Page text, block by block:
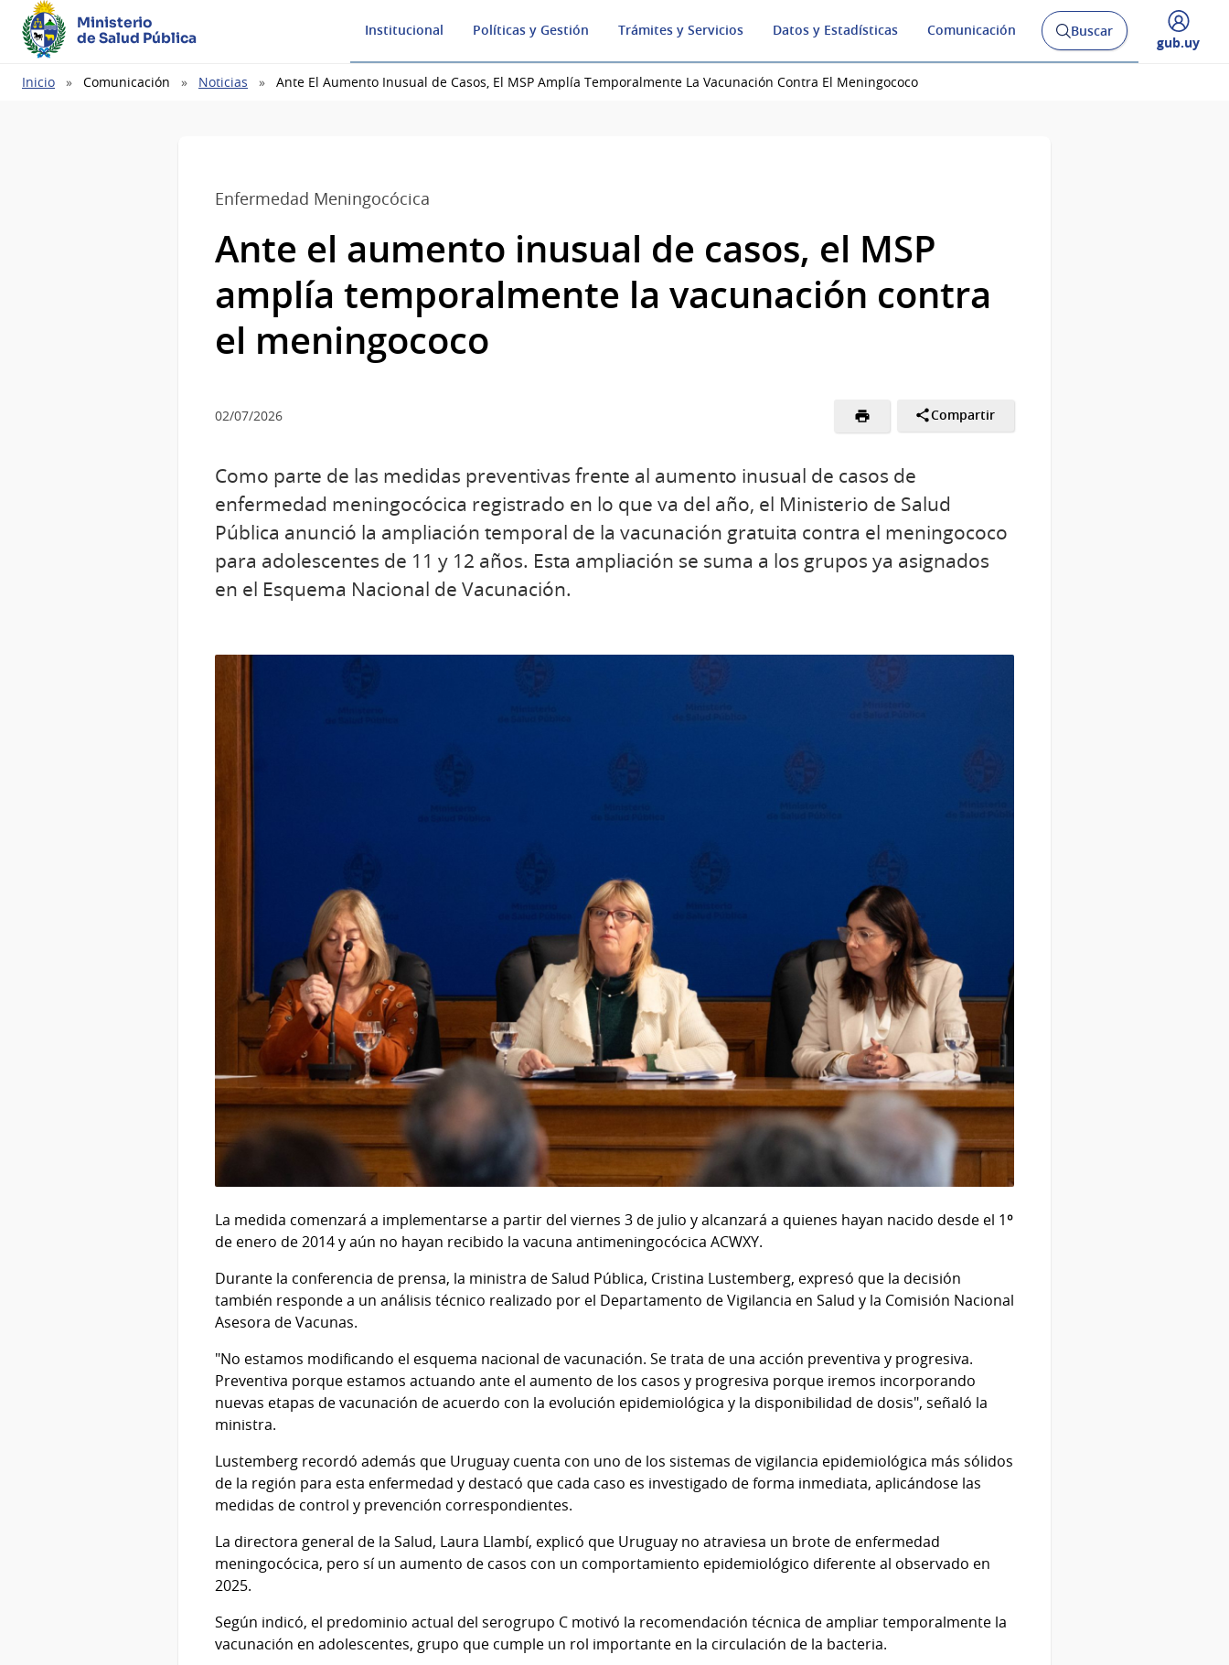
Ministerio
de Salud Pública
Institucional Políticas y Gestión Trámites y Servicios Datos y Estadísticas Comunicación
Abrir
buscador
Buscar
Desplegar
gub.uy
Ruta
Inicio Comunicación Noticias Ante El Aumento Inusual de Casos, El MSP Amplía Temporalmente La Vacunación Contra El Meningococo
Enfermedad Meningocócica
Ante el aumento inusual de casos, el MSP
amplía temporalmente la vacunación contra
el meningococo
02/07/2026 Compartir
Como parte de las medidas preventivas frente al aumento inusual de casos de
enfermedad meningocócica registrado en lo que va del año, el Ministerio de Salud
Pública anunció la ampliación temporal de la vacunación gratuita contra el meningococo
para adolescentes de 11 y 12 años. Esta ampliación se suma a los grupos ya asignados
en el Esquema Nacional de Vacunación.
La medida comenzará a implementarse a partir del viernes 3 de julio y alcanzará a quienes hayan nacido desde el 1º
de enero de 2014 y aún no hayan recibido la vacuna antimeningocócica ACWXY.
Durante la conferencia de prensa, la ministra de Salud Pública, Cristina Lustemberg, expresó que la decisión
también responde a un análisis técnico realizado por el Departamento de Vigilancia en Salud y la Comisión Nacional
Asesora de Vacunas.
"No estamos modificando el esquema nacional de vacunación. Se trata de una acción preventiva y progresiva.
Preventiva porque estamos actuando ante el aumento de los casos y progresiva porque iremos incorporando
nuevas etapas de vacunación de acuerdo con la evolución epidemiológica y la disponibilidad de dosis", señaló la
ministra.
Lustemberg recordó además que Uruguay cuenta con uno de los sistemas de vigilancia epidemiológica más sólidos
de la región para esta enfermedad y destacó que cada caso es investigado de forma inmediata, aplicándose las
medidas de control y prevención correspondientes.
La directora general de la Salud, Laura Llambí, explicó que Uruguay no atraviesa un brote de enfermedad
meningocócica, pero sí un aumento de casos con un comportamiento epidemiológico diferente al observado en
2025.
Según indicó, el predominio actual del serogrupo C motivó la recomendación técnica de ampliar temporalmente la
vacunación en adolescentes, grupo que cumple un rol importante en la circulación de la bacteria.